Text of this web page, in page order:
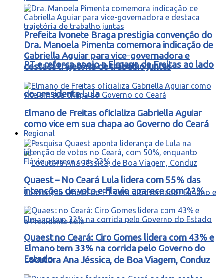
Prefeita Ivonete Braga prestigia convenção do
PT e reforça apoio a Elmano de Freitas ao lado
do presidente Lula
Regional
Locutora Ana Jéssica, de Boa Viagem, Conduz
Dra. Manoela Pimenta comemora indicação de
Gabriella Aguiar para vice-governadora e
destaca trajetória de trabalho juntas
Elmano de Freitas oficializa Gabriella Aguiar
como vice em sua chapa ao Governo do Ceará
Quaest – No Ceará Lula lidera com 55% das
intenções de voto e Flavio aparece com 22%
Quaest no Ceará: Ciro Gomes lidera com 43% e
Elmano tem 33% na corrida pelo Governo do
Estado